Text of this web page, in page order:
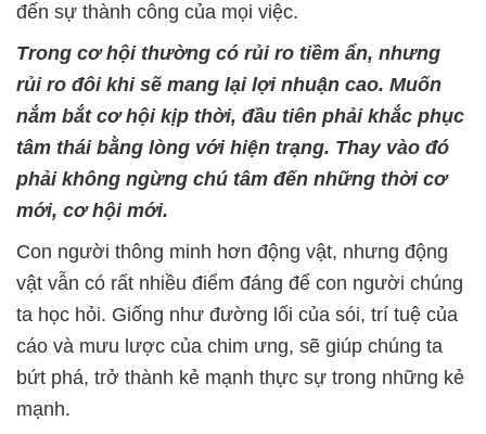
đến sự thành công của mọi việc.
Trong cơ hội thường có rủi ro tiềm ẩn, nhưng
rủi ro đôi khi sẽ mang lại lợi nhuận cao. Muốn
nắm bắt cơ hội kịp thời, đầu tiên phải khắc phục
tâm thái bằng lòng với hiện trạng. Thay vào đó
phải không ngừng chú tâm đến những thời cơ
mới, cơ hội mới.
Con người thông minh hơn động vật, nhưng động
vật vẫn có rất nhiều điểm đáng để con người chúng
ta học hỏi. Giống như đường lối của sói, trí tuệ của
cáo và mưu lược của chim ưng, sẽ giúp chúng ta
bứt phá, trở thành kẻ mạnh thực sự trong những kẻ
mạnh.